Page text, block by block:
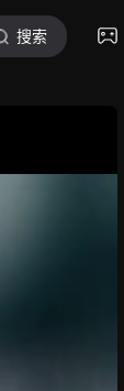
搜索